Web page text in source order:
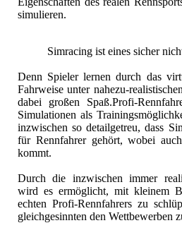
simulieren.
Simracing ist eines sicher
Denn Spieler lernen durch das
Fahrweise unter nahezu-
dabei großen Spaß.Profi-
Simulationen als
inzwischen so detailgetreu, dass
für Rennfahrer gehört, wobei
kommt.
Durch die inzwischen immer
wird es ermöglicht, mit kleinem
echten Profi-Rennfahrers zu
gleichgesinnten den Wettbewerben